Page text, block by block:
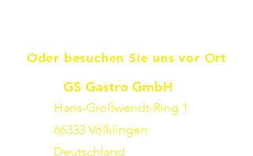
Oder besuchen Sie uns vor Ort
GS Gastro GmbH
Hans-Großwendt-Ring 1
66333 Völklingen
Deutschland